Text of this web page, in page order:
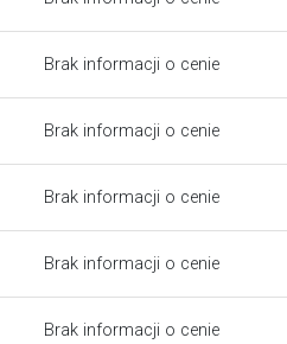
Brak informacji o cenie
Brak informacji o cenie
Brak informacji o cenie
Brak informacji o cenie
Brak informacji o cenie